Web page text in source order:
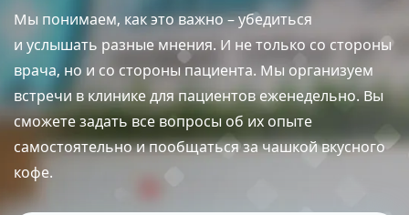
Мы понимаем, как это важно – убедиться
и услышать разные мнения. И не только со стороны
врача, но и со стороны пациента. Мы организуем
встречи в клинике для пациентов еженедельно. Вы
сможете задать все вопросы об их опыте
самостоятельно и пообщаться за чашкой вкусного
кофе.